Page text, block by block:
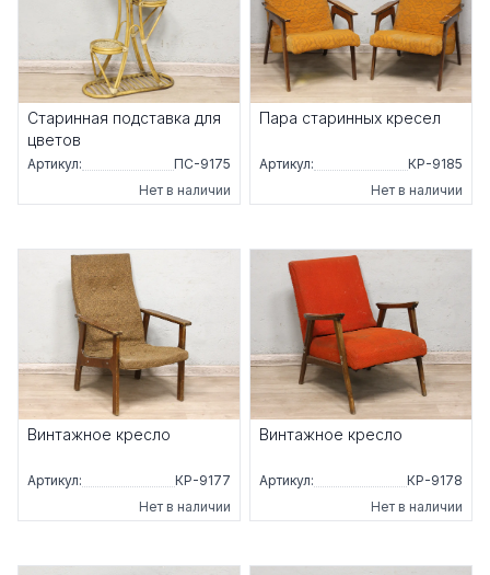
Старинная подставка для
цветов
Артикул:
ПС-9175
Нет в наличии
Пара старинных кресел
Артикул:
КР-9185
Нет в наличии
Винтажное кресло
Артикул:
КР-9177
Нет в наличии
Винтажное кресло
Артикул:
КР-9178
Нет в наличии